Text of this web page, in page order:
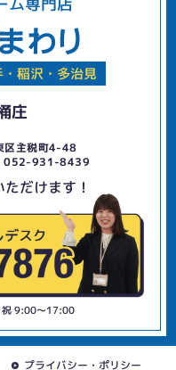
稲沢・多治見
庄
区主税町4-48
052-931-8439
だけます！
9:00〜17:00
プライバシー・ポリシー